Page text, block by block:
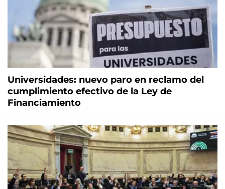
Universidades: nuevo paro en reclamo del
cumplimiento efectivo de la Ley de
Financiamiento